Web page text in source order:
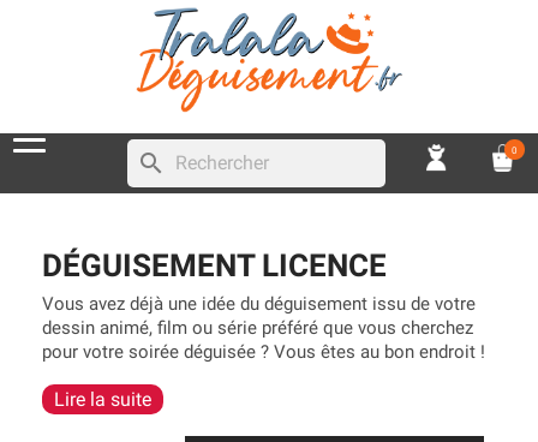
search 0
DÉGUISEMENT LICENCE
Vous avez déjà une idée du déguisement issu de votre
dessin animé, film ou série préféré que vous cherchez
pour votre soirée déguisée ? Vous êtes au bon endroit !
sous licence officielle, de grande qualité et très
Lire la suite